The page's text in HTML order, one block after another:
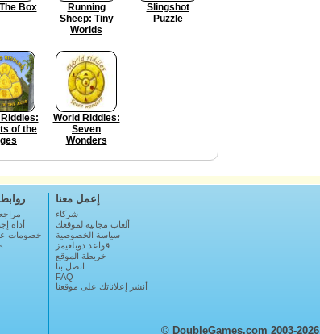
Box
Running
Sheep: Tiny
Worlds
Slingshot
Puzzle
of the
World Riddles:
Seven
Wonders
أداة
خصومات
إعمل معنا
شركاء
ألعاب مجانية لموقعك
سياسة الخصوصية
قواعد دوبلغيمز
خريطة الموقع
اتصل بنا
FAQ
أنشر إعلاناتك على موقعنا
© DoubleGames.com 2003-2026